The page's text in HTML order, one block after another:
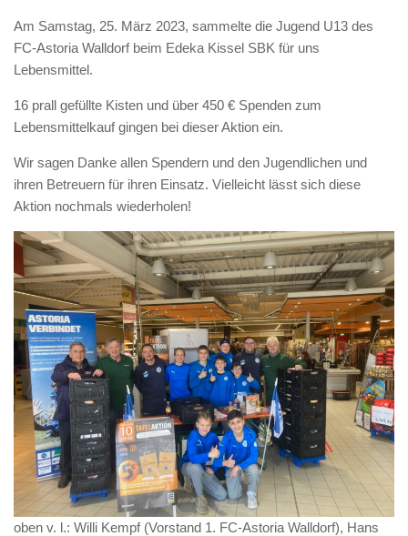
Am Samstag, 25. März 2023, sammelte die Jugend U13 des
FC-Astoria Walldorf beim Edeka Kissel SBK für uns
Lebensmittel.
16 prall gefüllte Kisten und über 450 € Spenden zum
Lebensmittelkauf gingen bei dieser Aktion ein.
Wir sagen Danke allen Spendern und den Jugendlichen und
ihren Betreuern für ihren Einsatz. Vielleicht lässt sich diese
Aktion nochmals wiederholen!
oben v. l.: Willi Kempf (Vorstand 1. FC-Astoria Walldorf), Hans